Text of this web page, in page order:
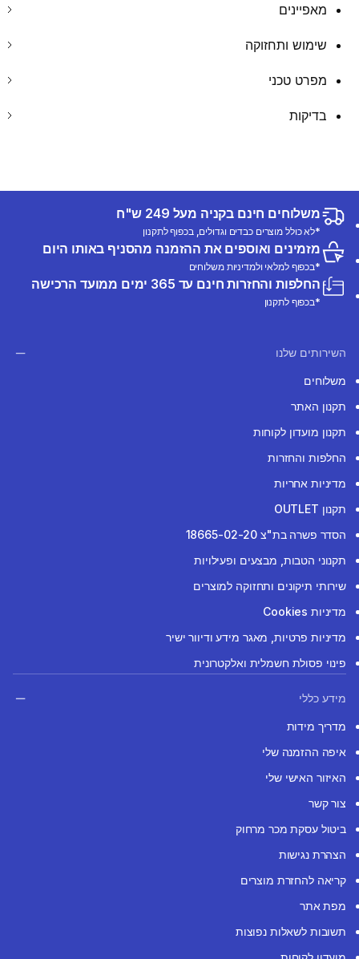
מאפיינים
שימוש ותחזוקה
מפרט טכני
בדיקות
משלוחים חינם בקניה מעל 249 ש"ח
*לא כולל מוצרים כבדים וגדולים, בכפוף לתקנון
מזמינים ואוספים את ההזמנה מהסניף באותו היום
*בכפוף למלאי ולמדיניות משלוחים
החלפות והחזרות חינם עד 365 ימים ממועד הרכישה
*בכפוף לתקנון
השירותים שלנו
משלוחים
תקנון האתר
תקנון מועדון לקוחות
החלפות והחזרות
מדיניות אחריות
תקנון OUTLET
הסדר פשרה בת"צ 18665-02-20
תקנוני הטבות, מבצעים ופעילויות
שירותי תיקונים ותחזוקה למוצרים
מדיניות Cookies
מדיניות פרטיות, מאגר מידע ודיוור ישיר
פינוי פסולת חשמלית ואלקטרונית
מידע כללי
מדריך מידות
איפה ההזמנה שלי
האיזור האישי שלי
צור קשר
ביטול עסקת מכר מרחוק
הצהרת נגישות
קריאה להחזרת מוצרים
מפת אתר
תשובות לשאלות נפוצות